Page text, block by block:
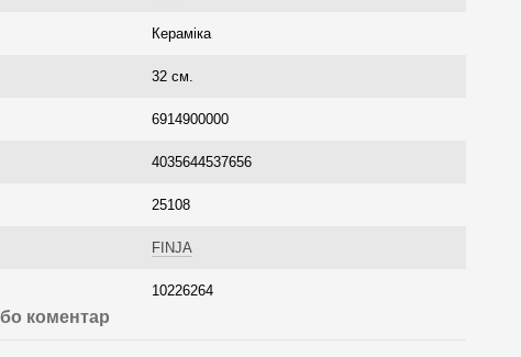
Кераміка
32 см.
6914900000
4035644537656
25108
FINJA
10226264
коментар